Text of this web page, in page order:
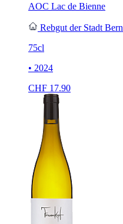
AOC Lac de Bienne
Rebgut der Stadt Bern
75cl
• 2024
CHF 17.90